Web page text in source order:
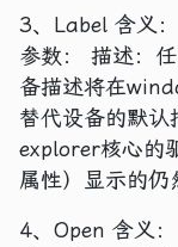
3、Label 含义
参数： 描述：
备描述将在
替代设备的默
explorer核心的
属性）显示的仍
4、Open 含义